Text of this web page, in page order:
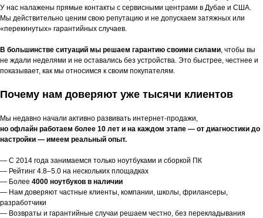
У нас налажены прямые контакты с сервисными центрами в Дубае и США.
Мы действительно ценим свою репутацию и не допускаем затяжных или
«перекинутых» гарантийных случаев.
В большинстве ситуаций мы решаем гарантию своими силами, чтобы вы
не ждали неделями и не оставались без устройства. Это быстрее, честнее и
показывает, как мы относимся к своим покупателям.
Почему нам доверяют уже тысячи клиентов
Мы недавно начали активно развивать интернет-продажи,
но офлайн работаем более 10 лет и на каждом этапе — от диагностики до
настройки — имеем реальный опыт.
— С 2014 года занимаемся только ноутбуками и сборкой ПК
— Рейтинг 4.8–5.0 на нескольких площадках
— Более 4000 ноутбуков в наличии
— Нам доверяют частные клиенты, компании, школы, фрилансеры,
разработчики
— Возвраты и гарантийные случаи решаем честно, без перекладывания